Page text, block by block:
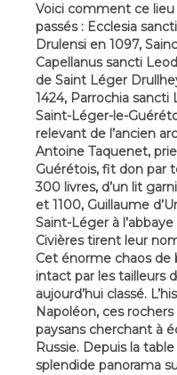
Voici comment ce
passés : Ecclesia
Drulensi en 1097,
Capellanus sancti
de Saint Léger
1424, Parrochia sancti
Saint-Léger-le-
relevant de l’ancien
Antoine Taquenet,
Guérétois, fit don par
300 livres, d’un lit
et 1100, Guillaume
Saint-Léger à
Civières tirent leur
Cet énorme chaos de
intact par les tailleurs
aujourd’hui classé.
Napoléon, ces
paysans cherchant à
Russie. Depuis la
splendide panorama